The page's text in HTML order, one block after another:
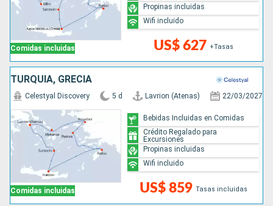
Comidas incluidas US$ 627 +Tasas
Propinas incluidas
Wifi incluido
TURQUÍA, GRECIA
Comidas incluidas
Celestyal Discovery 5 d Lavrion (Atenas) 22/03/2027
US$ 859 Tasas incluidas
Bebidas Incluidas en Comidas
Crédito Regalado para
Excursiones
Propinas incluidas
Wifi incluido